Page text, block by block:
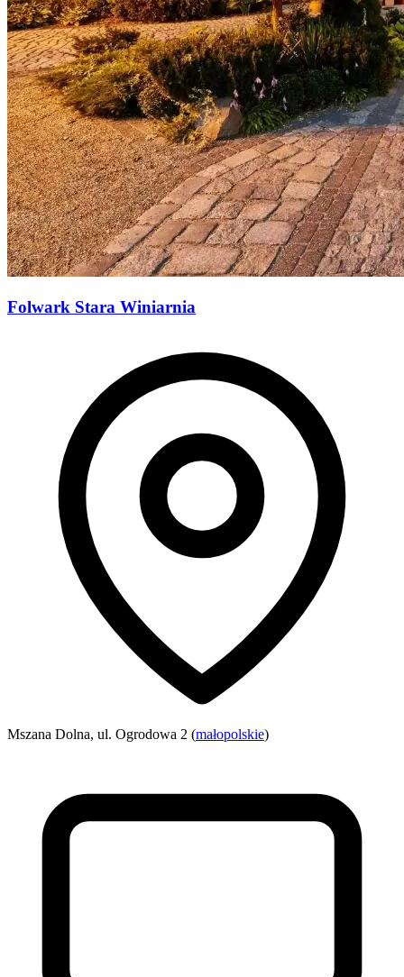
Folwark Stara Winiarnia
Mszana Dolna, ul. Ogrodowa 2 (małopolskie)